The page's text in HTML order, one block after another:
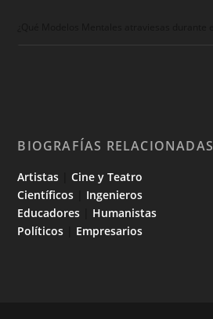
BIOGRAFÍAS RELACIONADAS
Artistas |Cine y Teatro
Científicos
Ingenieros
Educadores
Humanistas
Políticos
Empresarios